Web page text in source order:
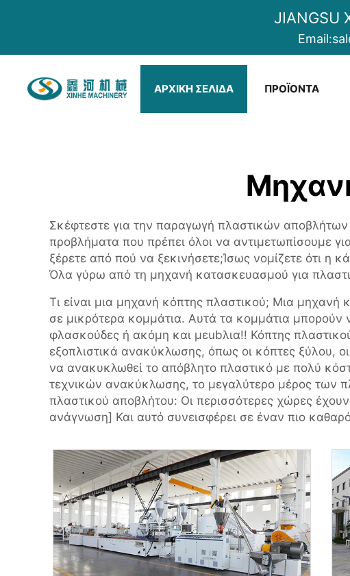
JIANGSU
Email:
ΑΡΧΙΚΉ ΣΕΛΊΔΑ ΠΡΟΪΌΝΤΑ
Σκέφτεστε για την παραγωγή πλαστικών
προβλήματα που πρέπει όλοι να αντιμετωπίσουμε
ξέρετε από πού να ξεκινήσετε;Ίσως νομίζετε ότι η
Όλα γύρω από τη μηχανή κατασκευασμού για
Τι είναι μια μηχανή κόπτης πλαστικού; Μια
σε μικρότερα κομμάτια. Αυτά τα κομμάτια μπορούν
φλασκούδες ή ακόμη και μεubλια!! Κόπτης
εξοπλιστικά ανακύκλωσης, όπως οι κόπτες ξύλου,
να ανακυκλωθεί το απόβλητο πλαστικό με πολύ
τεχνικών ανακύκλωσης, το μεγαλύτερο μέρος των
πλαστικού αποβλήτου: Οι περισσότερες χώρες
ανάγνωση] Και αυτό συνεισφέρει σε έναν πιο